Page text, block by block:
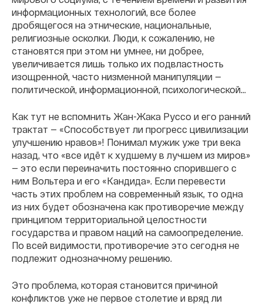
информационных технологий, все более
дробящегося на этнические, национальные,
религиозные осколки. Люди, к сожалению, не
становятся при этом ни умнее, ни добрее,
увеличивается лишь только их подвластность
изощренной, часто низменной манипуляции —
политической, информационной, психологической...
Как тут не вспомнить Жан-Жака Руссо и его ранний
трактат — «Способствует ли прогресс цивилизации
улучшению нравов»! Понимал мужик уже три века
назад, что «все идёт к худшему в лучшем из миров»
— это если переиначить постоянно спорившего с
ним Вольтера и его «Кандида». Если перевести
часть этих проблем на современный язык, то одна
из них будет обозначена как противоречие между
принципом территориальной целостности
государства и правом наций на самоопределение.
По всей видимости, противоречие это сегодня не
подлежит однозначному решению.
Это проблема, которая становится причиной
конфликтов уже не первое столетие и вряд ли